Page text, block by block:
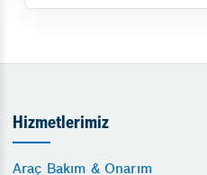
Hizmetlerimiz
Araç Bakım & Onarım